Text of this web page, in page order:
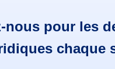
nous pour les
chaque